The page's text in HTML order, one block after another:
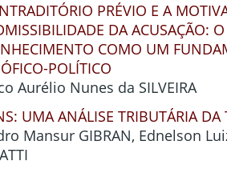
PRÉVIO E A
DA ACUSAÇÃO: O
COMO UM
POLÍTICO
Aurélio Nunes da SILVEIRA
UMA ANÁLISE TRIBUTÁRIA DA
Mansur GIBRAN, Ednelson